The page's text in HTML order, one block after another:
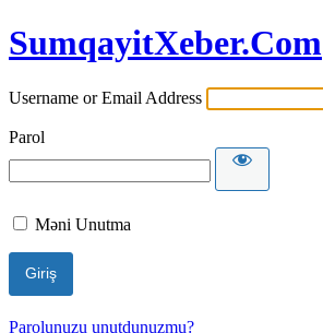
SumqayitXeber.Com
Username or Email Address
Parol
Məni Unutma
Parolunuzu unutdunuzmu?